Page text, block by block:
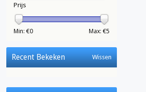
Prijs
Min: €0 Max: €5
Recent Bekeken Wissen